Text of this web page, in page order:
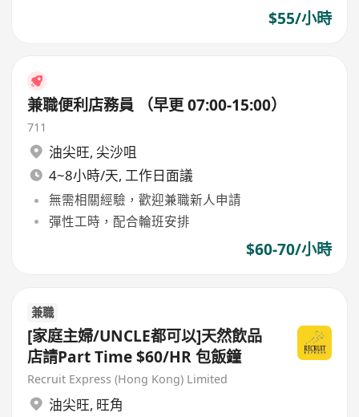
$55/小時
兼職便利店務員 （早更 07:00-15:00）
711
油尖旺, 尖沙咀
4~8小時/天, 工作日面議
無需相關經驗，歡迎兼職新人申請
彈性工時，配合輪班安排
$60-70/小時
兼職
[家庭主婦/UNCLE都可以]天然飲品
店請Part Time $60/HR 包飯鐘
Recruit Express (Hong Kong) Limited
油尖旺, 旺角